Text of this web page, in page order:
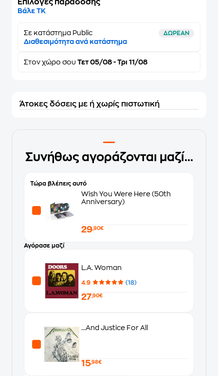
Επιλογές παράδοσης
Βάλε ΤΚ
Σε κατάστημα Public ΔΩΡΕΑΝ
Διαθεσιμότητα ανά κατάστημα
Στον χώρο σου Τετ 05/08 - Τρι 11/08
Άτοκες δόσεις με ή χωρίς πιστωτική
Συνήθως αγοράζονται μαζί...
Τώρα βλέπεις αυτό
Wish You Were Here (50th
Anniversary)
29,90€
Αγόρασε μαζί
L.A. Woman
4.9 (18)
27,90€
...And Justice For All
15,98€